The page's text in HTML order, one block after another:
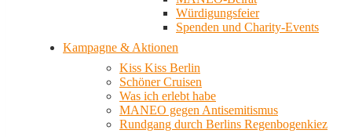
Würdigungsfeier
Spenden und Charity-Events
Kampagne & Aktionen
Kiss Kiss Berlin
Schöner Cruisen
Was ich erlebt habe
MANEO gegen Antisemitismus
Rundgang durch Berlins Regenbogenkiez